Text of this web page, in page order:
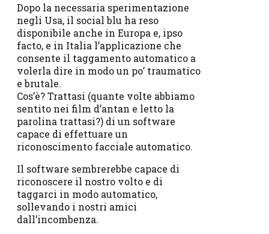
Dopo la necessaria sperimentazione
negli Usa, il social blu ha reso
disponibile anche in Europa e, ipso
facto, e in Italia l’applicazione che
consente il taggamento automatico a
volerla dire in modo un po’ traumatico
e brutale.
Cos’è? Trattasi (quante volte abbiamo
sentito nei film d’antan e letto la
parolina trattasi?) di un software
capace di effettuare un
riconoscimento facciale automatico.
Il software sembrerebbe capace di
riconoscere il nostro volto e di
taggarci in modo automatico,
sollevando i nostri amici
dall’incombenza.